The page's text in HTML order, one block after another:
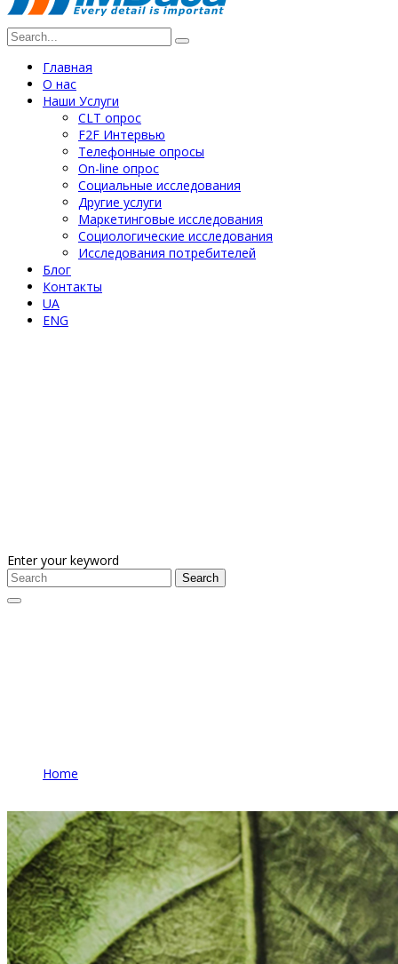
Главная
О нас
Наши Услуги
СLT опрос
F2F Интервью
Телефонные опросы
On-line опрос
Социальные исследования
Другие услуги
Маркетинговые исследования
Социологические исследования
Исследования потребителей
Блог
Контакты
UA
ENG
Enter your keyword
Search
Home